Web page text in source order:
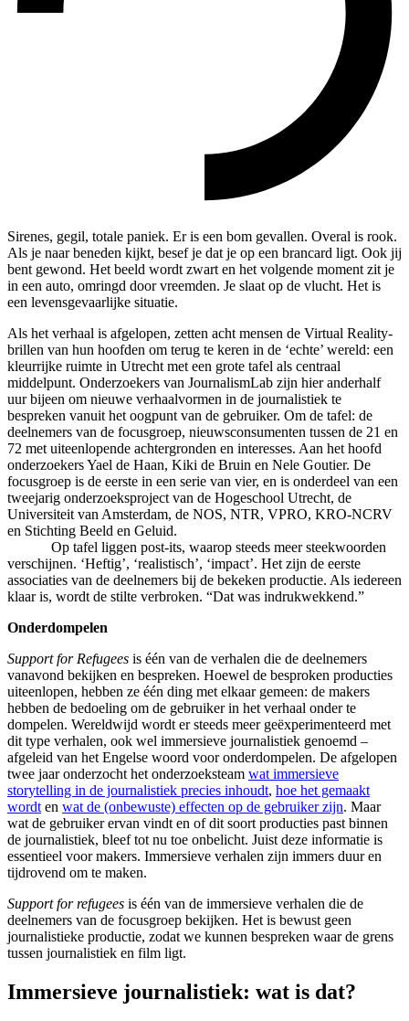
Sirenes, gegil, totale paniek. Er is een bom gevallen. Overal is rook.
Als je naar beneden kijkt, besef je dat je op een brancard ligt. Ook jij
bent gewond. Het beeld wordt zwart en het volgende moment zit je
in een auto, omringd door vreemden. Je slaat op de vlucht. Het is
een levensgevaarlijke situatie.
Als het verhaal is afgelopen, zetten acht mensen de Virtual Reality-
brillen van hun hoofden om terug te keren in de ‘echte’ wereld: een
kleurrijke ruimte in Utrecht met een grote tafel als centraal
middelpunt. Onderzoekers van JournalismLab zijn hier anderhalf
uur bijeen om nieuwe verhaalvormen in de journalistiek te
bespreken vanuit het oogpunt van de gebruiker. Om de tafel: de
deelnemers van de focusgroep, nieuwsconsumenten tussen de 21 en
72 met uiteenlopende achtergronden en interesses. Aan het hoofd
onderzoekers Yael de Haan, Kiki de Bruin en Nele Goutier. De
focusgroep is de eerste in een serie van vier, en is onderdeel van een
tweejarig onderzoeksproject van de Hogeschool Utrecht, de
Universiteit van Amsterdam, de NOS, NTR, VPRO, KRO-NCRV
en Stichting Beeld en Geluid.
Op tafel liggen post-its, waarop steeds meer steekwoorden
verschijnen. ‘Heftig’, ‘realistisch’, ‘impact’. Het zijn de eerste
associaties van de deelnemers bij de bekeken productie. Als iedereen
klaar is, wordt de stilte verbroken. “Dat was indrukwekkend.”
Onderdompelen
Support for Refugees is één van de verhalen die de deelnemers
vanavond bekijken en bespreken. Hoewel de besproken producties
uiteenlopen, hebben ze één ding met elkaar gemeen: de makers
hebben de bedoeling om de gebruiker in het verhaal onder te
dompelen. Wereldwijd wordt er steeds meer geëxperimenteerd met
dit type verhalen, ook wel immersieve journalistiek genoemd –
afgeleid van het Engelse woord voor onderdompelen. De afgelopen
twee jaar onderzocht het onderzoeksteam wat immersieve
storytelling in de journalistiek precies inhoudt, hoe het gemaakt
wordt en wat de (onbewuste) effecten op de gebruiker zijn. Maar
wat de gebruiker ervan vindt en of dit soort producties past binnen
de journalistiek, bleef tot nu toe onbelicht. Juist deze informatie is
essentieel voor makers. Immersieve verhalen zijn immers duur en
tijdrovend om te maken.
Support for refugees is één van de immersieve verhalen die de
deelnemers van de focusgroep bekijken. Het is bewust geen
journalistieke productie, zodat we kunnen bespreken waar de grens
tussen journalistiek en film ligt.
Immersieve journalistiek: wat is dat?